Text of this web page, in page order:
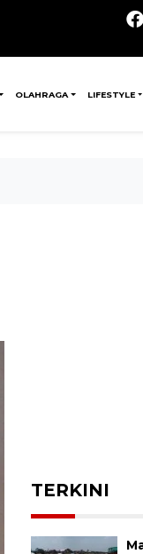
OLAHRAGA LIFESTYLE
TERKINI